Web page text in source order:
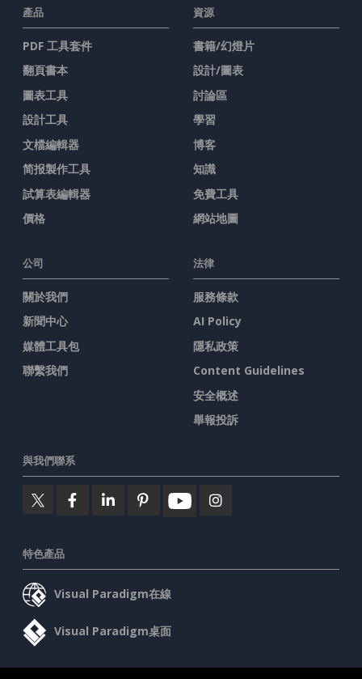
產品
PDF 工具套件
翻頁書本
圖表工具
設計工具
文檔編輯器
简报製作工具
試算表編輯器
價格
資源
書籍/幻燈片
設計/圖表
討論區
學習
博客
知識
免費工具
網站地圖
公司
關於我們
新聞中心
媒體工具包
聯繫我們
法律
服務條款
AI Policy
隱私政策
Content Guidelines
安全概述
舉報投訴
與我們聯系
特色產品
Visual Paradigm在線
Visual Paradigm桌面